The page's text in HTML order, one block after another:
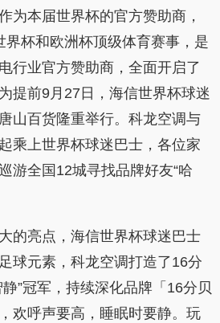
为本届世界杯的官方赞助商，
界杯和欧洲杯顶级体育赛事，是
行业官方赞助商，全面开启了
提前9月27日，海信世界杯球迷
山百货隆重举行。科龙空调与
乘上世界杯球迷巴士，各位家
游全国12城寻找品牌好友“哈
的亮点，海信世界杯球迷巴士
球元素，科龙空调打造了16分
”冠军，持续深化品牌「16分贝
欢呼声要高，睡眠时要静。玩